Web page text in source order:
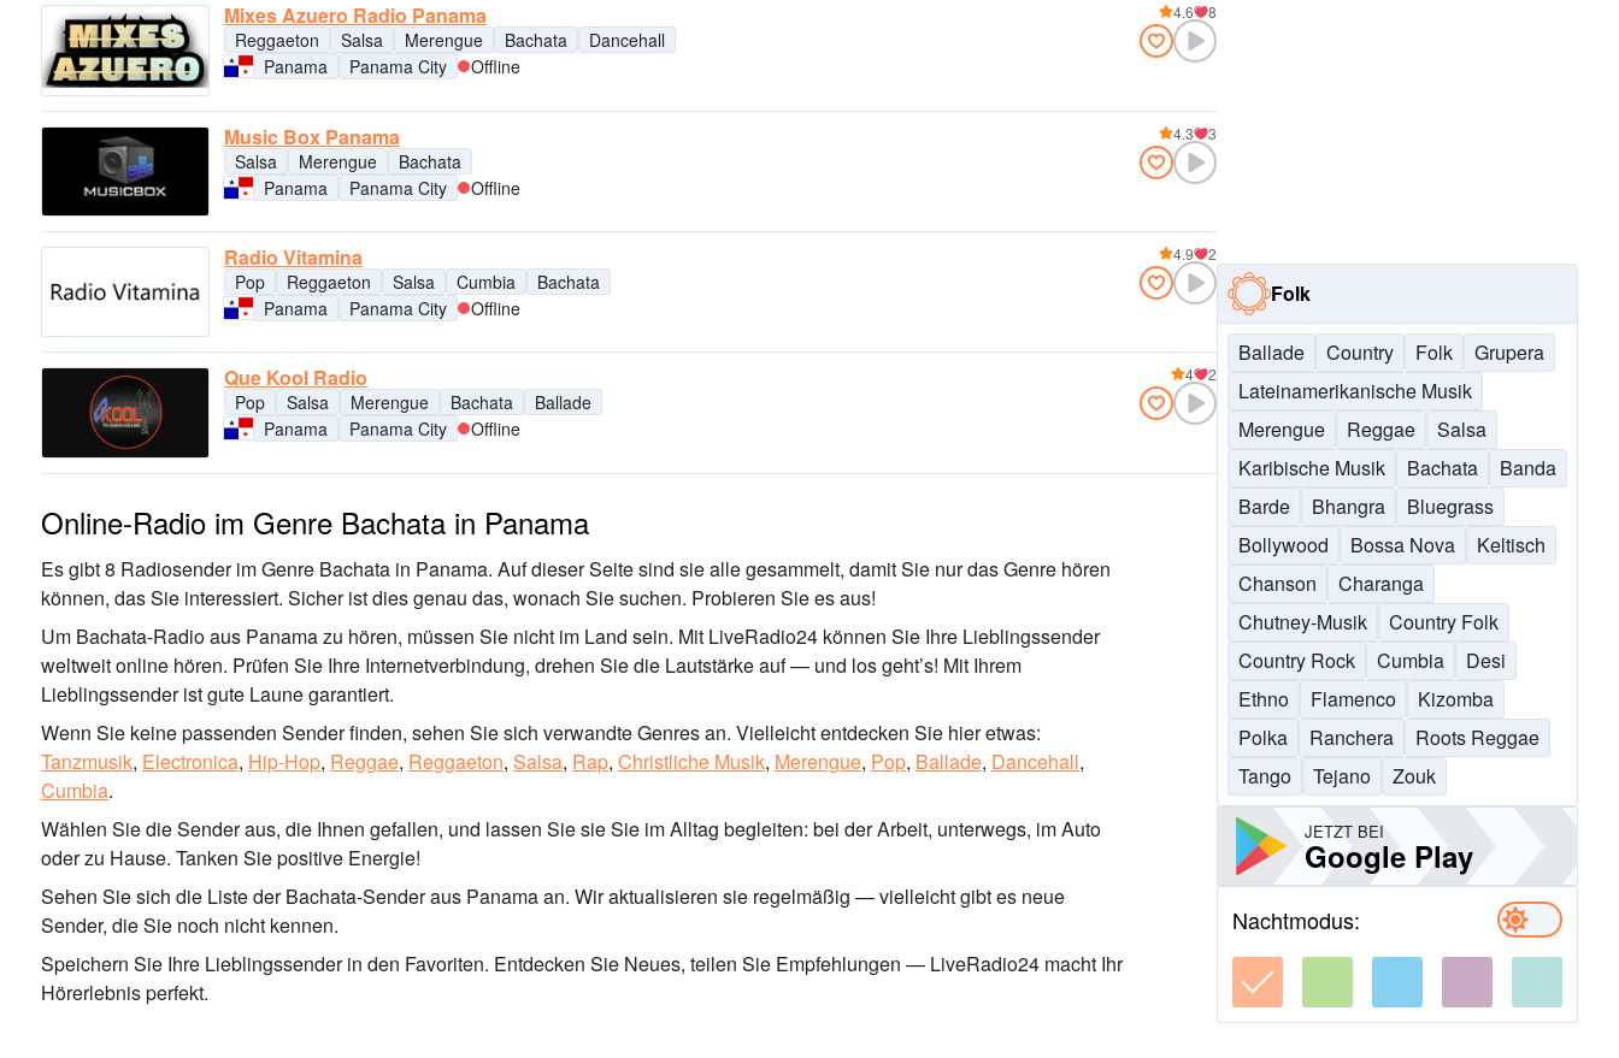
Mixes Azuero Radio Panama
Reggaeton Salsa Merengue Bachata
Dancehall
Panama
Panama City Offline
4.6 8
Music Box Panama
Salsa Merengue
Bachata
Panama
Panama City Offline
4.3 3
Radio Vitamina
Pop Reggaeton Salsa Cumbia
Bachata
Panama
Panama City Offline
4.9 2
Que Kool Radio
Pop Salsa Merengue Bachata
Ballade
Panama
Panama City Offline
4 2
Online-Radio im Genre Bachata in Panama
Es gibt 8 Radiosender im Genre Bachata in Panama. Auf dieser Seite sind sie alle gesammelt, damit Sie nur das Genre hören
können, das Sie interessiert. Sicher ist dies genau das, wonach Sie suchen. Probieren Sie es aus!
Um Bachata-Radio aus Panama zu hören, müssen Sie nicht im Land sein. Mit LiveRadio24 können Sie Ihre Lieblingssender
weltweit online hören. Prüfen Sie Ihre Internetverbindung, drehen Sie die Lautstärke auf — und los geht’s! Mit Ihrem
Lieblingssender ist gute Laune garantiert.
Wenn Sie keine passenden Sender finden, sehen Sie sich verwandte Genres an. Vielleicht entdecken Sie hier etwas:
Tanzmusik, Electronica, Hip-Hop, Reggae, Reggaeton, Salsa, Rap, Christliche Musik, Merengue, Pop, Ballade, Dancehall,
Cumbia.
Wählen Sie die Sender aus, die Ihnen gefallen, und lassen Sie sie Sie im Alltag begleiten: bei der Arbeit, unterwegs, im Auto
oder zu Hause. Tanken Sie positive Energie!
Sehen Sie sich die Liste der Bachata-Sender aus Panama an. Wir aktualisieren sie regelmäßig — vielleicht gibt es neue
Sender, die Sie noch nicht kennen.
Speichern Sie Ihre Lieblingssender in den Favoriten. Entdecken Sie Neues, teilen Sie Empfehlungen — LiveRadio24 macht Ihr
Hörerlebnis perfekt.
Folk
Ballade Country Folk
Grupera
Lateinamerikanische Musik
Merengue
Reggae
Salsa
Karibische Musik
Bachata
Banda
Barde
Bhangra
Bluegrass
Bollywood
Bossa Nova
Keltisch
Chanson
Charanga
Chutney-Musik
Country Folk
Country Rock
Cumbia
Desi
Ethno
Flamenco
Kizomba
Polka
Ranchera
Roots Reggae
Tango
Tejano Zouk
JETZT BEI
Google Play
Nachtmodus: